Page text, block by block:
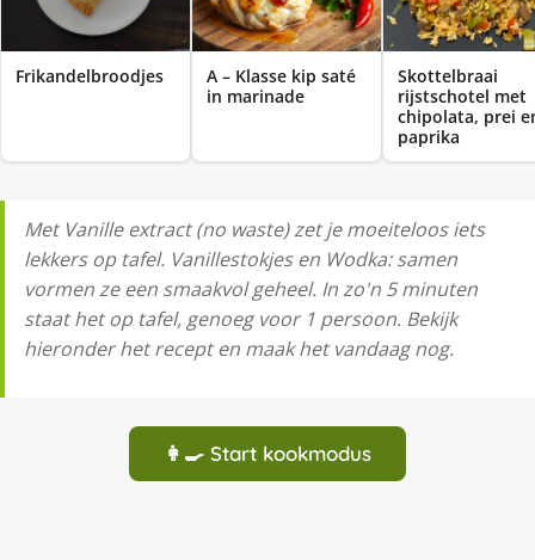
Frikandelbroodjes
A – Klasse kip saté
in marinade
Skottelbraai
rijstschotel met
chipolata, prei
paprika
Met Vanille extract (no waste) zet je moeiteloos iets
lekkers op tafel. Vanillestokjes en Wodka: samen
vormen ze een smaakvol geheel. In zo'n 5 minuten
staat het op tafel, genoeg voor 1 persoon. Bekijk
hieronder het recept en maak het vandaag nog.
👩‍🍳 Start kookmodus